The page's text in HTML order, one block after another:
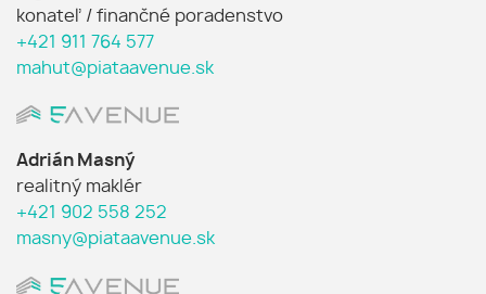
konateľ / finančné poradenstvo
+421 911 764 577
mahut@piataavenue.sk
Adrián Masný
realitný maklér
+421 902 558 252
masny@piataavenue.sk